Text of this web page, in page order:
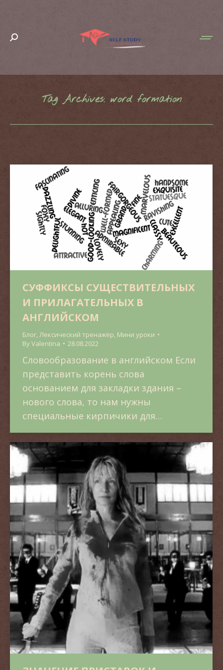
Search:
Tag Archives: word formation
СУФФИКСЫ СУЩЕСТВИТЕЛЬНЫХ
И ПРИЛАГАТЕЛЬНЫХ В
АНГЛИЙСКОМ
Блог,Лексический тренажёр, Мини уроки
ByValentina 28.08.2022
Словообразование в английском Если
представить корень слова
основанием для закладки здания –
нового слова, то нам нужны
специальные кирпичики для…